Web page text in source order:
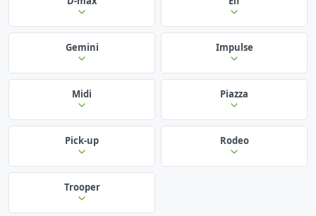
Gemini Impulse
Midi Piazza
Pick-up Rodeo
Trooper